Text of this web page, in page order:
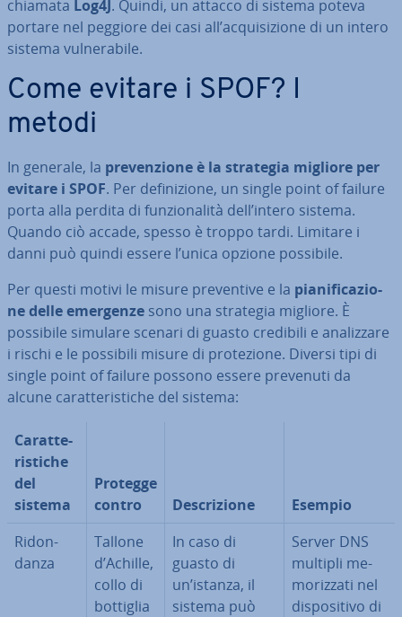
chiamata Log4J. Quindi, un attacco di sistema poteva
portare nel peggiore dei casi all’ac­qui­si­zio­ne di un intero
sistema vul­ne­ra­bi­le.
Come evitare i SPOF? I
metodi
In generale, la pre­ven­zio­ne è la strategia migliore per
evitare i SPOF. Per de­fi­ni­zio­ne, un single point of failure
porta alla perdita di fun­zio­na­li­tà dell’intero sistema.
Quando ciò accade, spesso è troppo tardi. Limitare i
danni può quindi essere l’unica opzione possibile.
Per questi motivi le misure pre­ven­ti­ve e la pia­ni­fi­ca­zio­
ne delle emergenze sono una strategia migliore. È
possibile simulare scenari di guasto credibili e ana­liz­za­re
i rischi e le possibili misure di pro­te­zio­ne. Diversi tipi di
single point of failure possono essere prevenuti da
alcune ca­rat­te­ri­sti­che del sistema:
Ca­rat­te­
ri­sti­che
del
sistema
Protegge
contro
De­scri­zio­ne
Esempio
Ri­don­
dan­za
Tallone
d’Achille,
collo di
bottiglia
In caso di
guasto di
un’istanza, il
sistema può
Server DNS
multipli me­
mo­riz­za­ti nel
di­spo­si­ti­vo di